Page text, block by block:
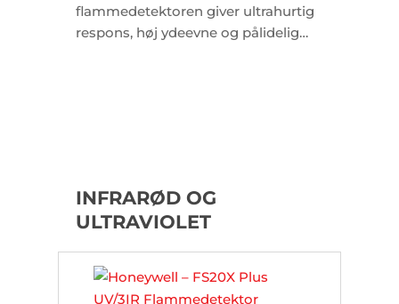
flammedetektoren giver ultrahurtig
respons, høj ydeevne og pålidelig
INFRARØD OG
ULTRAVIOLET